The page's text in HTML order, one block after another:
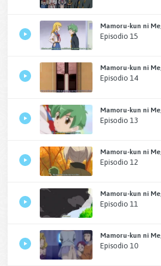
Mamoru-kun ni
Episodio 15
Mamoru-kun ni
Episodio 14
Mamoru-kun ni
Episodio 13
Mamoru-kun ni
Episodio 12
Mamoru-kun ni
Episodio 11
Mamoru-kun ni
Episodio 10